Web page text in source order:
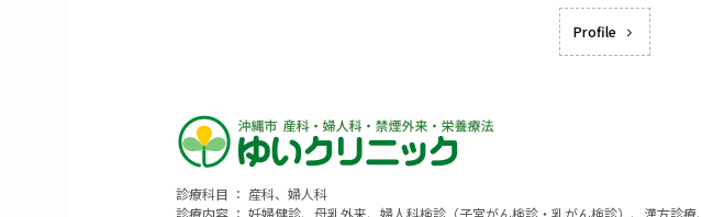
Profile
診療科目 ： 産科、婦人科
診療内容 ： 妊婦健診、母乳外来、婦人科検診（子宮がん検診・乳がん検診）、漢方診療、